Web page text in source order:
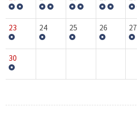
23 24 25 26 27
30